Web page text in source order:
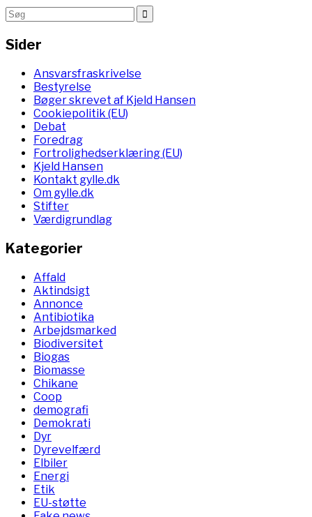
Sider
Ansvarsfraskrivelse
Bestyrelse
Bøger skrevet af Kjeld Hansen
Cookiepolitik (EU)
Debat
Foredrag
Fortrolighedserklæring (EU)
Kjeld Hansen
Kontakt gylle.dk
Om gylle.dk
Stifter
Værdigrundlag
Kategorier
Affald
Aktindsigt
Annonce
Antibiotika
Arbejdsmarked
Biodiversitet
Biogas
Biomasse
Chikane
Coop
demografi
Demokrati
Dyr
Dyrevelfærd
Elbiler
Energi
Etik
EU-støtte